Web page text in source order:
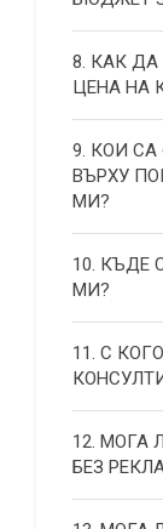
8. КАК
ЦЕНА НА
9. КОИ
ВЪРХУ
МИ?
10. КЪДЕ
МИ?
11. С
12. МОГА
БЕЗ